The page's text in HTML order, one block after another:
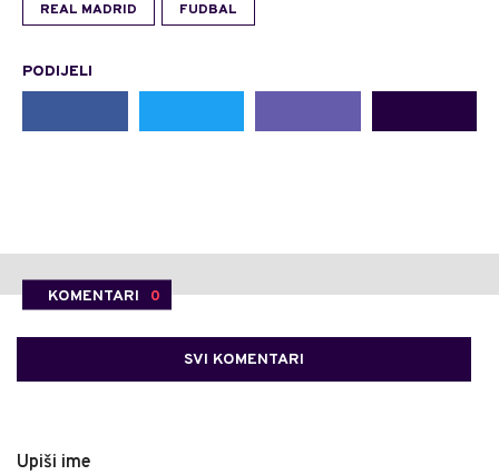
REAL MADRID FUDBAL
PODIJELI
KOMENTARI 0
SVI KOMENTARI
Upiši ime